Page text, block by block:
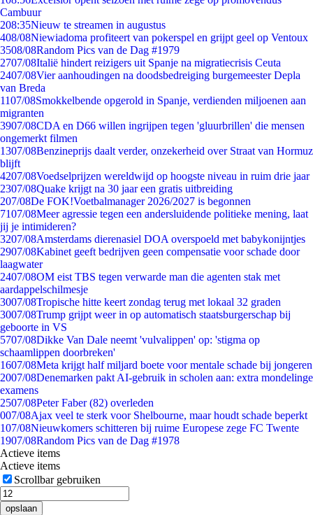
Cambuur
208:35Nieuw te streamen in augustus
408/08Niewiadoma profiteert van pokerspel en grijpt geel op Ventoux
3508/08Random Pics van de Dag #1979
2707/08Italië hindert reizigers uit Spanje na migratiecrisis Ceuta
2407/08Vier aanhoudingen na doodsbedreiging burgemeester Depla
van Breda
1107/08Smokkelbende opgerold in Spanje, verdienden miljoenen aan
migranten
3907/08CDA en D66 willen ingrijpen tegen 'gluurbrillen' die mensen
ongemerkt filmen
1307/08Benzineprijs daalt verder, onzekerheid over Straat van Hormuz
blijft
4207/08Voedselprijzen wereldwijd op hoogste niveau in ruim drie jaar
2307/08Quake krijgt na 30 jaar een gratis uitbreiding
207/08De FOK!Voetbalmanager 2026/2027 is begonnen
7107/08Meer agressie tegen een andersluidende politieke mening, laat
jij je intimideren?
3207/08Amsterdams dierenasiel DOA overspoeld met babykonijntjes
2907/08Kabinet geeft bedrijven geen compensatie voor schade door
laagwater
2407/08OM eist TBS tegen verwarde man die agenten stak met
aardappelschilmesje
3007/08Tropische hitte keert zondag terug met lokaal 32 graden
3007/08Trump grijpt weer in op automatisch staatsburgerschap bij
geboorte in VS
5707/08Dikke Van Dale neemt 'vulvalippen' op: 'stigma op
schaamlippen doorbreken'
1607/08Meta krijgt half miljard boete voor mentale schade bij jongeren
2007/08Denemarken pakt AI-gebruik in scholen aan: extra mondelinge
examens
2507/08Peter Faber (82) overleden
007/08Ajax veel te sterk voor Shelbourne, maar houdt schade beperkt
107/08Nieuwkomers schitteren bij ruime Europese zege FC Twente
1907/08Random Pics van de Dag #1978
Actieve items
Actieve items
Scrollbar gebruiken
opslaan